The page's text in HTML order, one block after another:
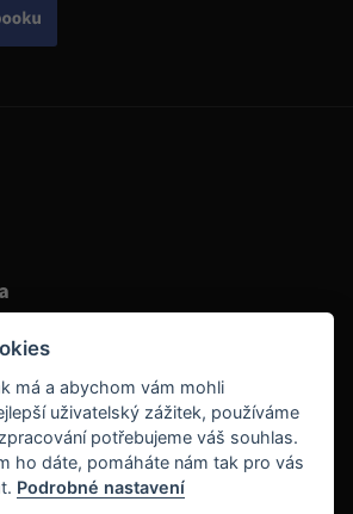
- 19:00
- 14:00
má a abychom vám mohli
uživatelský zážitek, používáme
potřebujeme váš souhlas.
ho dáte, pomáháte nám tak pro vás
Podrobné nastavení